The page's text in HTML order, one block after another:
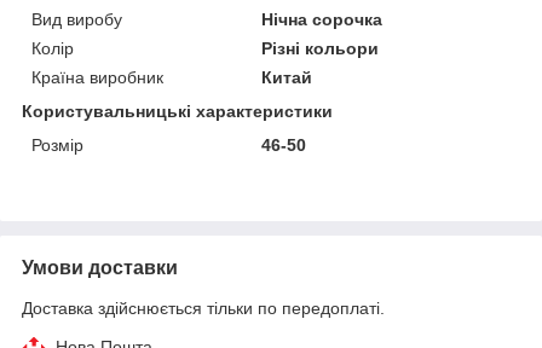
Вид виробу
Нічна сорочка
Колір
Різні кольори
Країна виробник
Китай
Користувальницькі характеристики
Розмір
46-50
Умови доставки
Доставка здійснюється тільки по передоплаті.